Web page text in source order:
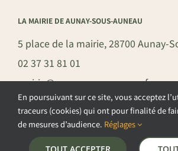
LA MAIRIE DE AUNAY-SOUS-AUNEAU
5 place de la mairie, 28700 Aunay-
02 37 31 81 01
mairie@aunay-sous-auneau.fr
©COPYRIGHT 2026 – COMMUNE DE
En poursuivant sur ce site, vous acceptez
traceurs (cookies) qui ont pour finalité de
de mesures d’audience. Réglages